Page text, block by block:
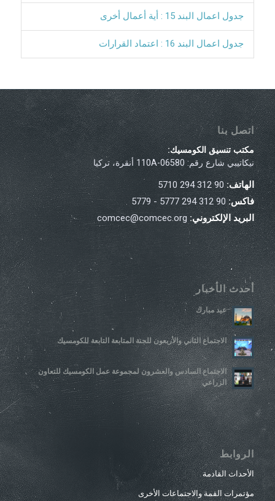
جدول اعمال البند 15 : أية أعمال أخرى
جدول اعمال البند 16 : اعتماد القرارات
اتصل بنا
مكتب تنسيق الكومسيك:
نيكاتيبي شارع رقم: 110A-06580 أنقرة، تركيا
الهاتف:90 312 294 5710
فاكس:90 312 294 5777 - 5779
البريد الإلكتروني: comcec@comcec.org
أحدث الأخبار
عيد مبارك
الاجتماع الثاني والأربعون للجنة المتابعة التابعة للكومسيك
الاجتماع السادس والعشرون لمجموعة عمل الكومسيك للتعاون
الزراعي
الروابط
الأحداث القادمة
مؤتمرات القمة والاجتماعات الأخرى